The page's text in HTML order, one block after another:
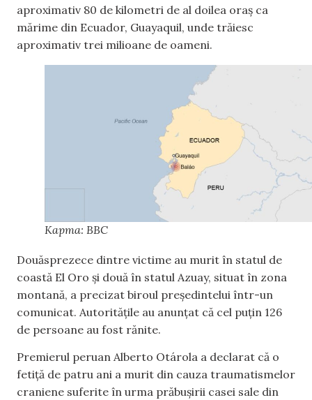
aproximativ 80 de kilometri de al doilea oraș ca
mărime din Ecuador, Guayaquil, unde trăiesc
aproximativ trei milioane de oameni.
Карта: BBC
Douăsprezece dintre victime au murit în statul de
coastă El Oro și două în statul Azuay, situat în zona
montană, a precizat biroul președintelui într-un
comunicat. Autoritățile au anunțat că cel puțin 126
de persoane au fost rănite.
Premierul peruan Alberto Otárola a declarat că o
fetiță de patru ani a murit din cauza traumatismelor
craniene suferite în urma prăbușirii casei sale din